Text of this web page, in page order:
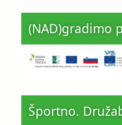
(NAD)gradimo
Športno.